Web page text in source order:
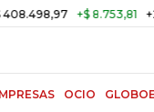
+$ 8.753,81 +2,19%
OCIO